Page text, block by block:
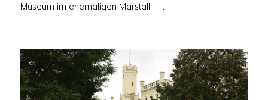
Museum im ehemaligen Marstall – …